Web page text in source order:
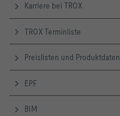
Karriere bei TROX
TROX Terminliste
Preislisten und Produktdaten
EPF
BIM